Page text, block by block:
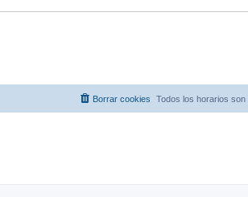
Todos los horarios son
Borrar cookies